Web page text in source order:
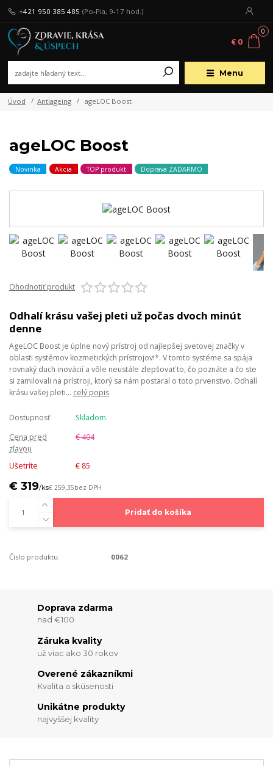
Menu
+421 950 385 485 (Po-Pia, 9-17 hod.)
0
€ 0
Úvod Antiageing ageLOC Boost
ageLOC Boost
Novinka Akcia TOP produkt Doprava ZADARMO
Ohodnotiť produkt
Odhalí krásu vašej pleti už počas dvoch minút
denne
AgeLOC Boost je úplne nový prístroj od najlepšej svetovej značky v
oblasti systémov kozmetických prístrojov!*. V tomto systéme sa spája
rovnaký duch inovácií a vôle neustále zlepšovať to, čo poznáte a čo ste
si zamilovali na prístroji, ktorý sa nám postaral o toto prvenstvo. Odhalí
krásu vašej pleti... celý popis
Dostupnosť
Skladom
Cena pred
zľavou
€ 404
Ušetríte € 85
€ 319/ks€ 259,35bez DPH
Pridať do košíka
Číslo produktu: 0062
Doprava zdarma
nad €100
Záruka kvality
už viac ako 30 rokov
Overené zákazníkmi
Kvalita a skúsenosti
Unikátne produkty
najvyššej kvality